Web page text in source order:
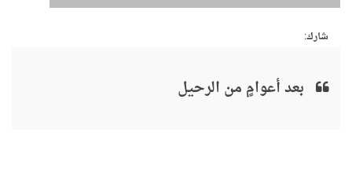
شارك:
بعد أعوامٍ من الرحيل